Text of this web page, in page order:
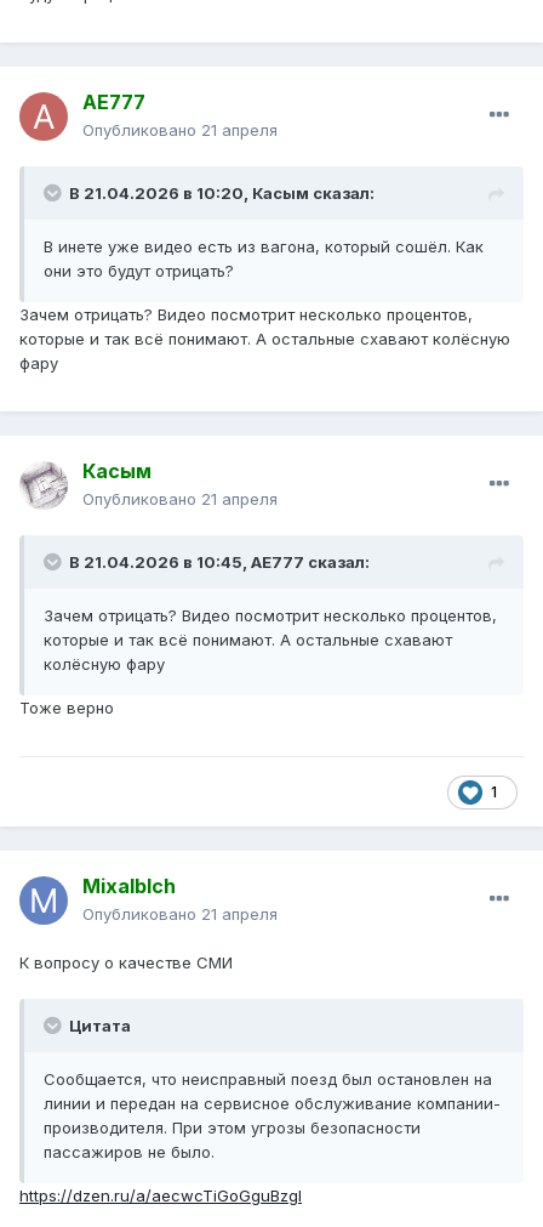
AE777
Опубликовано 21 апреля
В 21.04.2026 в 10:20, Касым сказал:
В инете уже видео есть из вагона, который сошёл. Как
они это будут отрицать?
Зачем отрицать? Видео посмотрит несколько процентов,
которые и так всё понимают. А остальные схавают колёсную
фару
Касым
Опубликовано 21 апреля
В 21.04.2026 в 10:45, AE777 сказал:
Зачем отрицать? Видео посмотрит несколько процентов,
которые и так всё понимают. А остальные схавают
колёсную фару
Тоже верно
1
Mixalblch
Опубликовано 21 апреля
К вопросу о качестве СМИ
Цитата
Сообщается, что неисправный поезд был остановлен на
линии и передан на сервисное обслуживание компании-
производителя. При этом угрозы безопасности
пассажиров не было.
https://dzen.ru/a/aecwcTiGoGguBzgl